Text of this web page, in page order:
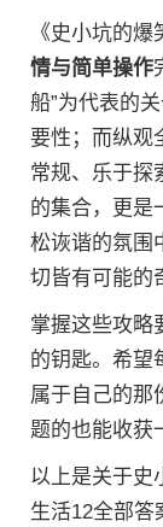
《史小坑的
情与简单操作
船”为代表的
要性；而纵观
常规、乐于探
的集合，更是
松诙谐的氛围
切皆有可能的
掌握这些攻略
的钥匙。希望
属于自己的那
题的也能收获
以上是关于史
生活12全部答